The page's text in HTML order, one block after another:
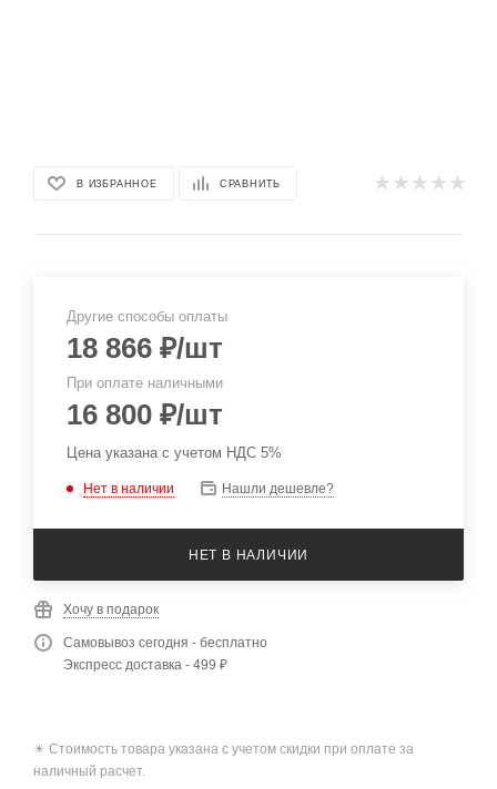
В ИЗБРАННОЕ СРАВНИТЬ
Другие способы оплаты
18 866 ₽/шт
При оплате наличными
16 800 ₽/шт
Цена указана с учетом НДС 5%
Нет в наличии Нашли дешевле?
НЕТ В НАЛИЧИИ
Хочу в подарок
Самовывоз сегодня - бесплатно
Экспресс доставка - 499 ₽
✴️ Стоимость товара указана с учетом скидки при оплате за
наличный расчет.